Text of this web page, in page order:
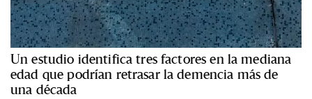
Un estudio identifica tres factores en la mediana
edad que podrían retrasar la demencia más de
una década